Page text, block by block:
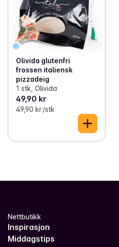
Olivida glutenfri
frossen italiensk
pizzadeig
1 stk, Olivida
49,90 kr
49,90 kr /stk
Nettbutikk
Inspirasjon
Middagstips